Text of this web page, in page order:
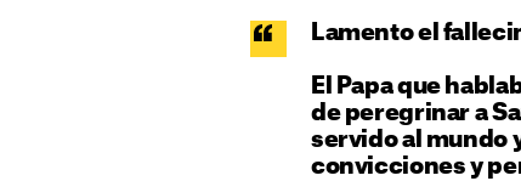
Lamento el
El Papa que
de peregrinar a
servido al mundo
convicciones y